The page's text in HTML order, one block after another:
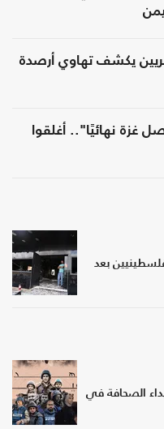
يكشف تهاوي أرصدة
غزة نهائيًا".. أغلقوا
بعد
الصحافة في